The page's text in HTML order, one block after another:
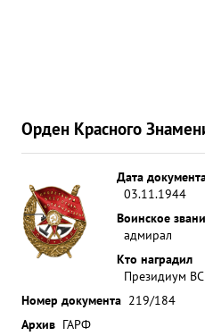
Орден Красного
Дата
03.11.1944
Воинское
адмирал
Кто наградил
Президиум
Номер документа 219/184
Архив ГАРФ